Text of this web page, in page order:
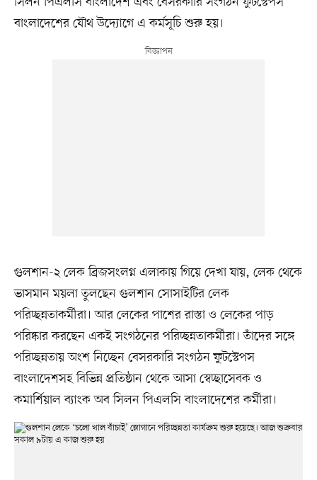
বাংলাদেশের যৌথ উদ্যোগে এ কর্মসূচি শুরু হয়।
গুলশান-২ লেক ব্রিজসংলগ্ন এলাকায় গিয়ে দেখা যায়, লেক থেকে
ভাসমান ময়লা তুলছেন গুলশান সোসাইটির লেক
পরিচ্ছন্নতাকর্মীরা। আর লেকের পাশের রাস্তা ও লেকের পাড়
পরিষ্কার করছেন একই সংগঠনের পরিচ্ছন্নতাকর্মীরা। তাঁদের সঙ্গে
পরিচ্ছন্নতায় অংশ নিচ্ছেন বেসরকারি সংগঠন ফুটস্টেপস
বাংলাদেশসহ বিভিন্ন প্রতিষ্ঠান থেকে আসা স্বেচ্ছাসেবক ও
কমার্শিয়াল ব্যাংক অব সিলন পিএলসি বাংলাদেশের কর্মীরা।